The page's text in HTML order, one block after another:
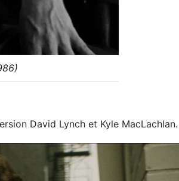
David Lynch et Kyle MacLachlan.